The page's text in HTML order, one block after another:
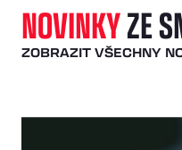
NOVINKYZE
ZOBRAZIT VŠECHNY
Jak přehled o